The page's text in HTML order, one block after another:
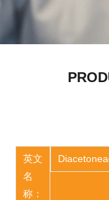
英文
名
称：